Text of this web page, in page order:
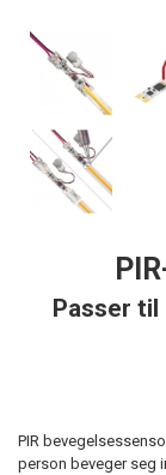
Passer til
PIR
person beveger seg